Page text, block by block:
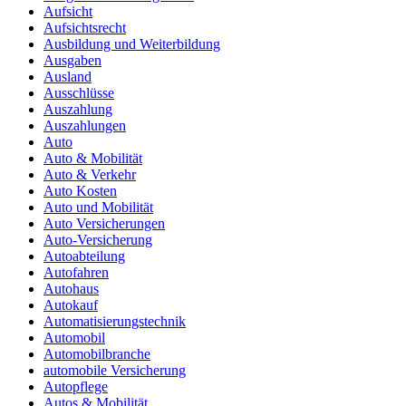
Aufsicht
Aufsichtsrecht
Ausbildung und Weiterbildung
Ausgaben
Ausland
Ausschlüsse
Auszahlung
Auszahlungen
Auto
Auto & Mobilität
Auto & Verkehr
Auto Kosten
Auto und Mobilität
Auto Versicherungen
Auto-Versicherung
Autoabteilung
Autofahren
Autohaus
Autokauf
Automatisierungstechnik
Automobil
Automobilbranche
automobile Versicherung
Autopflege
Autos & Mobilität